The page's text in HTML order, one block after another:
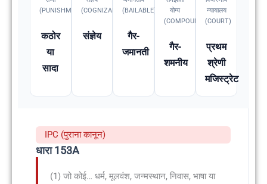
(PUNISHMENT)
कठोर
या
सादा
(COGNIZABLE)
संज्ञेय
(BAILABLE)
गैर-
जमानती
योग्य
(COMPOUNDABLE
गैर-
शमनीय
न्यायालय
(COURT)
प्रथम
श्रेणी
मजिस्ट्रेट
IPC (पुराना कानून)
धारा 153A
(1) जो कोई… धर्म, मूलवंश, जन्मस्थान, निवास, भाषा या